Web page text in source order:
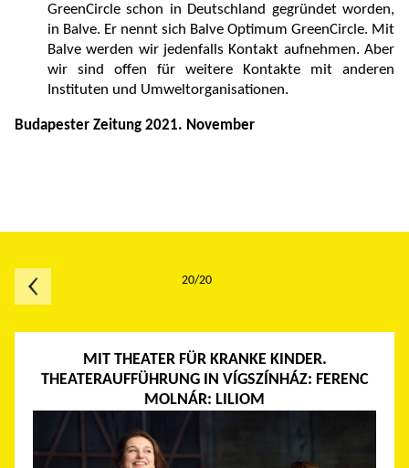
GreenCircle schon in Deutschland gegründet worden,
in Balve. Er nennt sich Balve Optimum GreenCircle. Mit
Balve werden wir jedenfalls Kontakt aufnehmen. Aber
wir sind offen für weitere Kontakte mit anderen
Instituten und Umweltorganisationen.
Budapester Zeitung 2021. November
MIT THEATER FÜR KRANKE KINDER.
THEATERAUFFÜHRUNG IN VÍGSZÍNHÁZ: FERENC
MOLNÁR: LILIOM
20/20